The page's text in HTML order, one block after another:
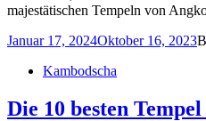
majestätischen Tempeln von
Posted
Januar 17, 2024Oktober 16, 2023
Kambodscha
Die 10 besten